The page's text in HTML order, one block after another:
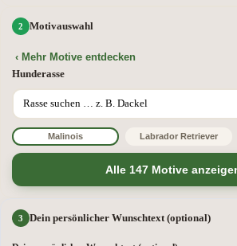
Motivauswahl
‹ Mehr Motive entdecken
Hunderasse
Malinois Labrador Retriever
Alle 147 Motive
Dein persönlicher Wunschtext (optional)